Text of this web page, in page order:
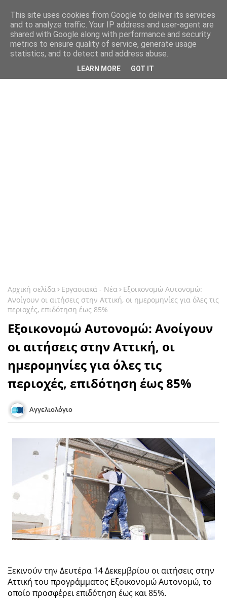
Αρχική σελίδα Εργασιακά - Νέα
Εξοικονομώ Αυτονομώ:
Ανοίγουν οι αιτήσεις στην Αττική, οι ημερομηνίες για όλες τις
περιοχές, επιδότηση έως 85%
Εξοικονομώ Αυτονομώ: Ανοίγουν
οι αιτήσεις στην Αττική, οι
ημερομηνίες για όλες τις
περιοχές, επιδότηση έως 85%
Αγγελιολόγιο
Ξεκινούν την Δευτέρα 14 Δεκεμβρίου οι αιτήσεις στην
Αττική του προγράμματος Εξοικονομώ Αυτονομώ, το
οποίο προσφέρει επιδότηση έως και 85%.
This site uses cookies from Google to deliver its services
and to analyze traffic. Your IP address and user-agent are
shared with Google along with performance and security
metrics to ensure quality of service, generate usage
statistics, and to detect and address abuse.
LEARN MORE GOT IT